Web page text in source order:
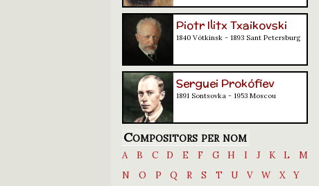
Piotr Ilitx Txaikovski
1840 Vótkinsk - 1893 Sant Petersburg
Serguei Prokófiev
1891 Sontsovka - 1953 Moscou
Compositors per nom
A B C D E F G H I J K L
M
N
O P Q R S T U V W X
Y